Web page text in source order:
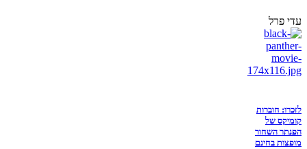
עדי פרל
לזכרו: חוברות
קומיקס של
הפנתר השחור
מופצות בחינם